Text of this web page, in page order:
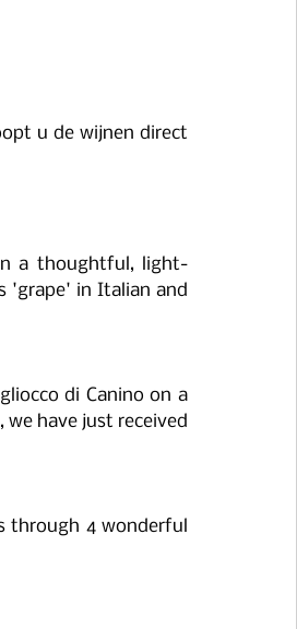
u de wijnen direct
a thoughtful, light-
'grape' in Italian and
di Canino on a
have just received
through 4 wonderful